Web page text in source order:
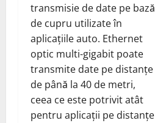
transmisie de date pe bază
de cupru utilizate în
aplicațiile auto. Ethernet
optic multi-gigabit poate
transmite date pe distanțe
de până la 40 de metri,
ceea ce este potrivit atât
pentru aplicații pe distanțe